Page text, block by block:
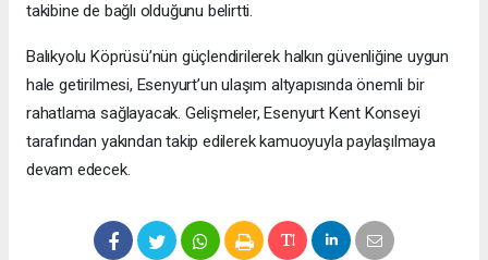
takibine de bağlı olduğunu belirtti.
Balıkyolu Köprüsü’nün güçlendirilerek halkın güvenliğine uygun
hale getirilmesi, Esenyurt’un ulaşım altyapısında önemli bir
rahatlama sağlayacak. Gelişmeler, Esenyurt Kent Konseyi
tarafından yakından takip edilerek kamuoyuyla paylaşılmaya
devam edecek.